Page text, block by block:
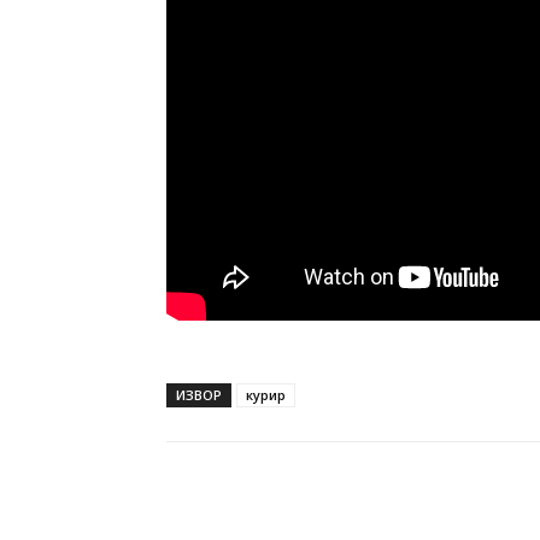
ИЗВОР курир